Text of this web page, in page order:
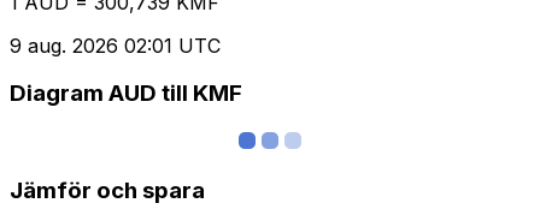
9 aug. 2026 02:01 UTC
Diagram AUD till KMF
Jämför och spara